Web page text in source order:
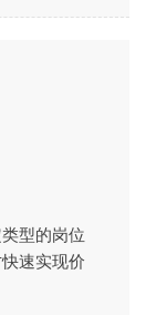
型的岗位
速实现价